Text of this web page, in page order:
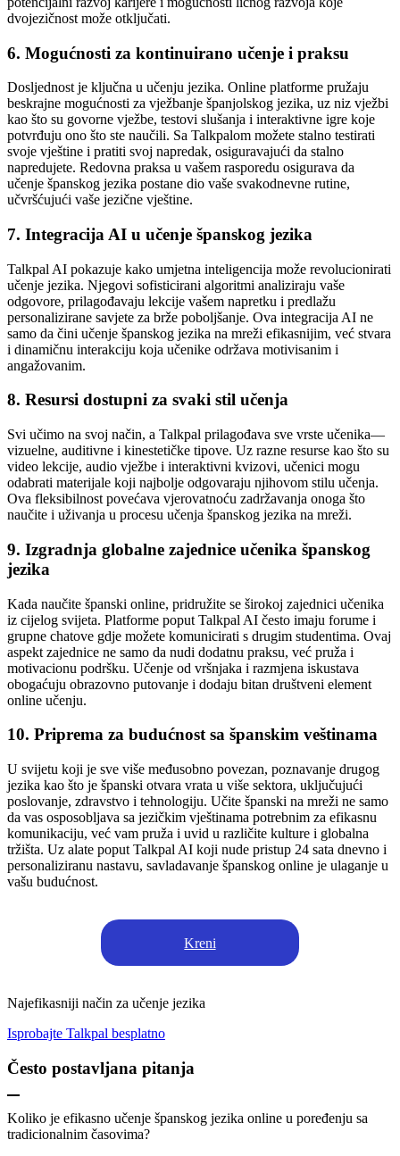
dvojezičnost može otključati.
6. Mogućnosti za kontinuirano učenje i praksu
Dosljednost je ključna u učenju jezika. Online platforme pružaju
beskrajne mogućnosti za vježbanje španjolskog jezika, uz niz vježbi
kao što su govorne vježbe, testovi slušanja i interaktivne igre koje
potvrđuju ono što ste naučili. Sa Talkpalom možete stalno testirati
svoje vještine i pratiti svoj napredak, osiguravajući da stalno
napredujete. Redovna praksa u vašem rasporedu osigurava da
učenje španskog jezika postane dio vaše svakodnevne rutine,
učvršćujući vaše jezične vještine.
7. Integracija AI u učenje španskog jezika
Talkpal AI pokazuje kako umjetna inteligencija može revolucionirati
učenje jezika. Njegovi sofisticirani algoritmi analiziraju vaše
odgovore, prilagođavaju lekcije vašem napretku i predlažu
personalizirane savjete za brže poboljšanje. Ova integracija AI ne
samo da čini učenje španskog jezika na mreži efikasnijim, već stvara
i dinamičnu interakciju koja učenike održava motivisanim i
angažovanim.
8. Resursi dostupni za svaki stil učenja
Svi učimo na svoj način, a Talkpal prilagođava sve vrste učenika—
vizuelne, auditivne i kinestetičke tipove. Uz razne resurse kao što su
video lekcije, audio vježbe i interaktivni kvizovi, učenici mogu
odabrati materijale koji najbolje odgovaraju njihovom stilu učenja.
Ova fleksibilnost povećava vjerovatnoću zadržavanja onoga što
naučite i uživanja u procesu učenja španskog jezika na mreži.
9. Izgradnja globalne zajednice učenika španskog
jezika
Kada naučite španski online, pridružite se širokoj zajednici učenika
iz cijelog svijeta. Platforme poput Talkpal AI često imaju forume i
grupne chatove gdje možete komunicirati s drugim studentima. Ovaj
aspekt zajednice ne samo da nudi dodatnu praksu, već pruža i
motivacionu podršku. Učenje od vršnjaka i razmjena iskustava
obogaćuju obrazovno putovanje i dodaju bitan društveni element
online učenju.
10. Priprema za budućnost sa španskim veštinama
U svijetu koji je sve više međusobno povezan, poznavanje drugog
jezika kao što je španski otvara vrata u više sektora, uključujući
poslovanje, zdravstvo i tehnologiju. Učite španski na mreži ne samo
da vas osposobljava sa jezičkim vještinama potrebnim za efikasnu
komunikaciju, već vam pruža i uvid u različite kulture i globalna
tržišta. Uz alate poput Talkpal AI koji nude pristup 24 sata dnevno i
personaliziranu nastavu, savladavanje španskog online je ulaganje u
vašu budućnost.
Kreni
Najefikasniji način za učenje jezika
Isprobajte Talkpal besplatno
Često postavljana pitanja
Koliko je efikasno učenje španskog jezika online u poređenju sa
tradicionalnim časovima?